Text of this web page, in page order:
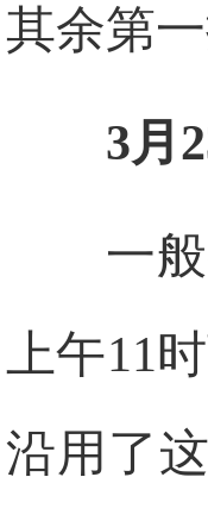
其余第
3月
一
上午11
沿用了